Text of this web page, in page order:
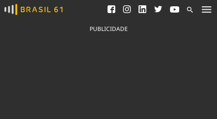
Ver todas as notícias
Saneamento
Indicadores
PUBLICIDADE